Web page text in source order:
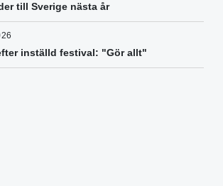
till Sverige nästa år
inställd festival: "Gör allt"